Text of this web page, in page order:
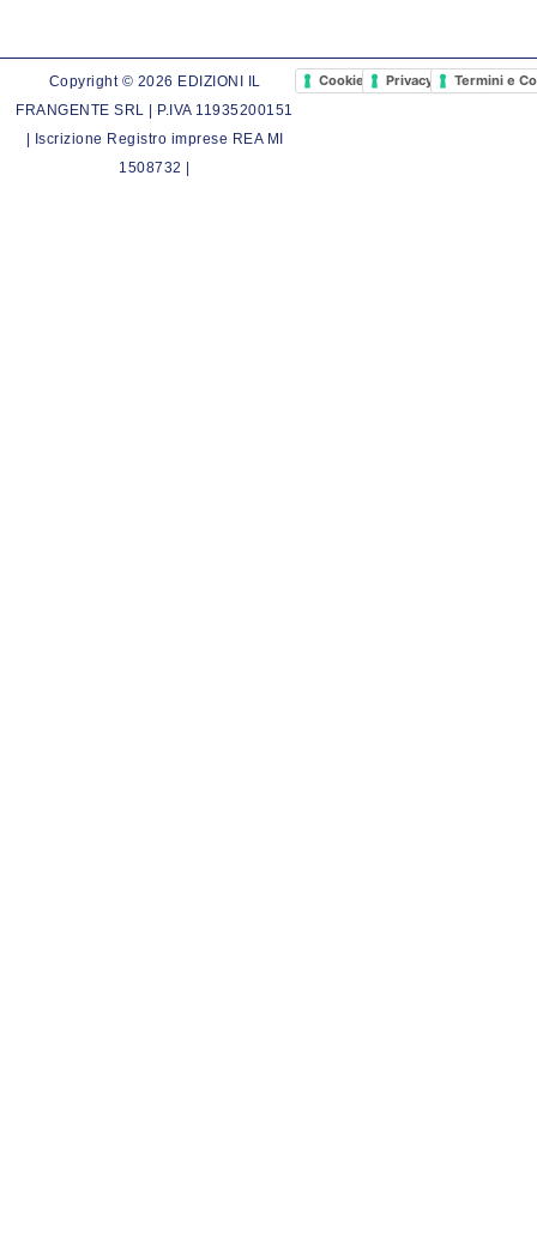
Copyright © 2026 EDIZIONI IL
FRANGENTE SRL | P.IVA 11935200151
| Iscrizione Registro imprese REA MI
1508732 |
Cookie PolicyPrivacy PolicyTermini e